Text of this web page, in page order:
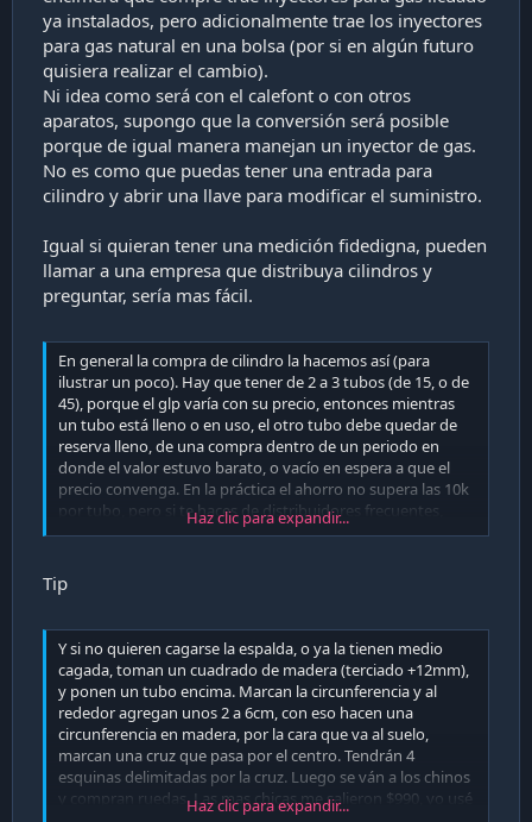
ya instalados, pero adicionalmente trae los inyectores
para gas natural en una bolsa (por si en algún futuro
quisiera realizar el cambio).
Ni idea como será con el calefont o con otros
aparatos, supongo que la conversión será posible
porque de igual manera manejan un inyector de gas.
No es como que puedas tener una entrada para
cilindro y abrir una llave para modificar el suministro.
Igual si quieran tener una medición fidedigna, pueden
llamar a una empresa que distribuya cilindros y
preguntar, sería mas fácil.
En general la compra de cilindro la hacemos así (para
ilustrar un poco). Hay que tener de 2 a 3 tubos (de 15, o de
45), porque el glp varía con su precio, entonces mientras
un tubo está lleno o en uso, el otro tubo debe quedar de
reserva lleno, de una compra dentro de un periodo en
donde el valor estuvo barato, o vacío en espera a que el
precio convenga. En la práctica el ahorro no supera las 10k
por tubo, pero si te haces de distribuidores frecuentes,
ellos te van mandando el precio y te avisan de las alzas.
comprado y volver a pesarlo cuando está vacío, para ir
frecuencia normal el gas te debería durar un periodo
similar, lo que se va a notar cuando se compre el suministro
en otra compañía. Así cuando llega el gas, lo pesas y si pesa
distinto a tu estimado, no lo recibes y no pagas, porque ya
me ha pasado que me lo ofrecen mas barato que la
competencia pero en realidad el tubo no está
completamente lleno.
Para finalizar, a penas te lo entreguen, le debes sacar el
Haz clic para expandir...
Tip
Y si no quieren cagarse la espalda, o ya la tienen medio
cagada, toman un cuadrado de madera (terciado +12mm),
y ponen un tubo encima. Marcan la circunferencia y al
rededor agregan unos 2 a 6cm, con eso hacen una
circunferencia en madera, por la cara que va al suelo,
marcan una cruz que pasa por el centro. Tendrán 4
esquinas delimitadas por la cruz. Luego se ván a los chinos
y compran ruedas. Las mas chicas me salieron $990, yo usé
Haz clic para expandir...